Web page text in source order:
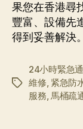
果您在香港尋
豐富、設備先
得到妥善解決。
标
24小時緊急
維修, 紧急防
服務, 馬桶疏